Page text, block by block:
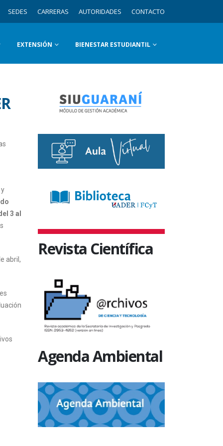
SEDES CARRERAS AUTORIDADES CONTACTO
EXTENSIÓN BIENESTAR ESTUDIANTIL
3 al
abril,
Revista Científica
Agenda Ambiental